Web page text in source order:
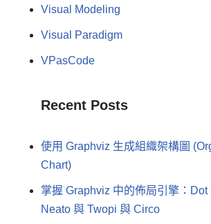
Visual Modeling
Visual Paradigm
VPasCode
Recent Posts
使用 Graphviz 生成組織架構圖
Chart)
掌握 Graphviz 中的佈局引擎：Dot
Neato 與 Twopi 與 Circo